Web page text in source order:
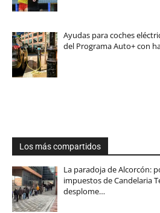
Ayudas para coches
del Programa Auto+ con
Los más compartidos
La paradoja de Alcorcón:
impuestos de Candelaria
desplome…